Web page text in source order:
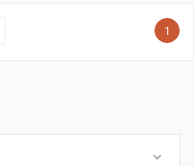
keyboard_arrow_down
1